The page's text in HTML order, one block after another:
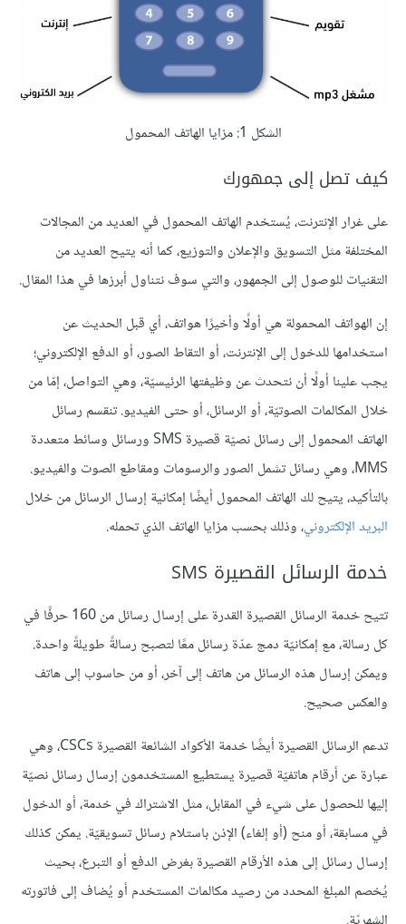
الشكل 1: مزايا الهاتف المحمول
كيف تصل إلى جمهورك
على غرار الإنترنت، يُستخدم الهاتف المحمول في العديد من المجالات
المختلفة مثل التسويق والإعلان والتوزيع، كما أنه يتيح العديد من
التقنيات للوصول إلى الجمهور، والتي سوف نتناول أبرزها في هذا المقال.
إن الهواتف المحمولة هي أولًا وأخيرًا هواتف، أي قبل الحديث عن
استخدامها للدخول إلى الإنترنت، أو التقاط الصور، أو الدفع الإلكتروني؛
يجب علينا أولًا أن نتحدث عن وظيفتها الرئيسيّة، وهي التواصل، إمّا من
خلال المكالمات الصوتيّة، أو الرسائل، أو حتى الفيديو. تنقسم رسائل
الهاتف المحمول إلى رسائل نصيّة قصيرة SMS ورسائل وسائط متعددة
MMS، وهي رسائل تشمل الصور والرسومات ومقاطع الصوت والفيديو.
بالتأكيد، يتيح لك الهاتف المحمول أيضًا إمكانية إرسال الرسائل من خلال
البريد الإلكتروني، وذلك بحسب مزايا الهاتف الذي تحمله.
خدمة الرسائل القصيرة SMS
تتيح خدمة الرسائل القصيرة القدرة على إرسال رسائل من 160 حرفًا في
كل رسالة، مع إمكانيّة دمج عدّة رسائل معًا لتصبح رسالةً طويلةً واحدة.
ويمكن إرسال هذه الرسائل من هاتف إلى آخر، أو من حاسوب إلى هاتف
والعكس صحيح.
تدعم الرسائل القصيرة أيضًا خدمة الأكواد الشائعة القصيرة CSCs، وهي
عبارة عن أرقام هاتفيّة قصيرة يستطيع المستخدمون إرسال رسائل نصيّة
إليها للحصول على شيء في المقابل، مثل الاشتراك في خدمة، أو الدخول
في مسابقة، أو منح (أو إلغاء) الإذن باستلام رسائل تسويقيّة. يمكن كذلك
إرسال رسائل إلى هذه الأرقام القصيرة بغرض الدفع أو التبرع، بحيث
يُخصم المبلغ المحدد من رصيد مكالمات المستخدم أو يُضاف إلى فاتورته